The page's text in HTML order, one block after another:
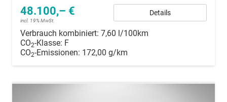
48.100,– €
incl. 19% MwSt.
Details
Verbrauch kombiniert: 7,60 l/100km
CO2-Klasse: F
CO2-Emissionen: 172,00 g/km